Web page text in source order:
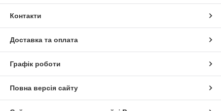
Контакти
Доставка та оплата
Графік роботи
Повна версія сайту